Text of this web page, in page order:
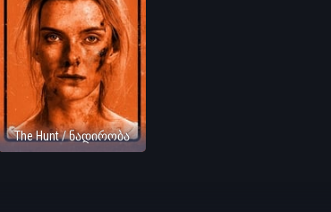
The Hunt / ნადირობა